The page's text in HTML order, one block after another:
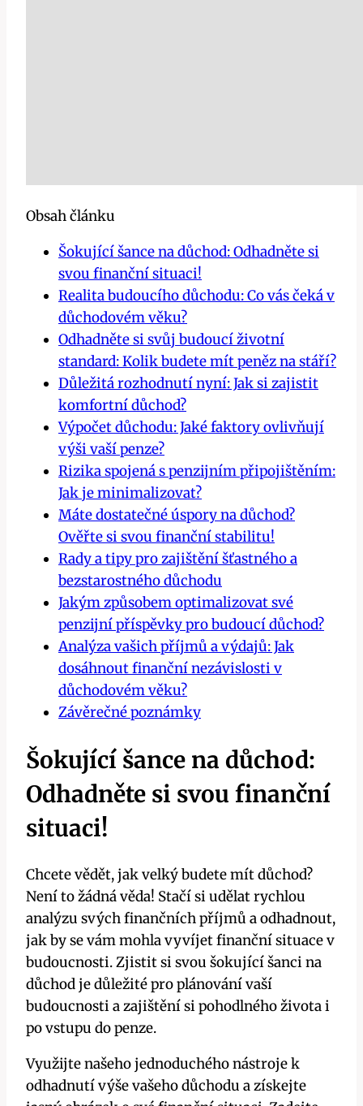
Obsah článku
Šokující šance na důchod: Odhadněte si
svou finanční situaci!
Realita budoucího důchodu: Co vás čeká v
důchodovém věku?
Odhadněte si svůj budoucí životní
standard: Kolik budete mít peněz na stáří?
Důležitá rozhodnutí nyní: Jak si zajistit
komfortní důchod?
Výpočet důchodu: Jaké faktory ovlivňují
výši vaší penze?
Rizika spojená s penzijním připojištěním:
Jak je minimalizovat?
Máte dostatečné úspory na důchod?
Ověřte si svou finanční stabilitu!
Rady a tipy pro zajištění šťastného a
bezstarostného důchodu
Jakým způsobem optimalizovat své
penzijní příspěvky pro budoucí důchod?
Analýza vašich příjmů a výdajů: Jak
dosáhnout finanční nezávislosti v
důchodovém věku?
Závěrečné poznámky
Šokující šance na důchod:
Odhadněte si svou finanční
situaci!
Chcete vědět, jak velký budete mít důchod?
Není to žádná věda! Stačí si udělat rychlou
analýzu svých finančních příjmů a odhadnout,
jak by se vám mohla vyvíjet finanční situace v
budoucnosti. Zjistit si svou šokující šanci na
důchod je důležité pro plánování vaší
budoucnosti a zajištění si pohodlného života i
po vstupu do penze.
Využijte našeho jednoduchého nástroje k
odhadnutí výše vašeho důchodu a získejte